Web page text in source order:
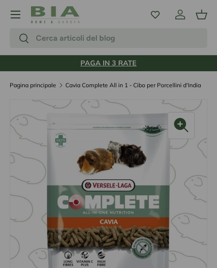
Passa ai contenuti
CercaCerca
Accedi
Menu
PAGA IN 3 RATE
Pagina principale Cavia Complete All in 1 - Cibo per Porcellini d'India